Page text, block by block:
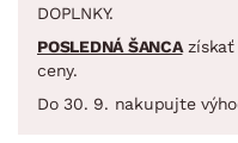
DOPLNKY.
POSLEDNÁ ŠANCAzískať
ceny.
Do 30. 9. nakupujte